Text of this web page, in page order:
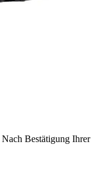
Nach Bestätigung Ihrer